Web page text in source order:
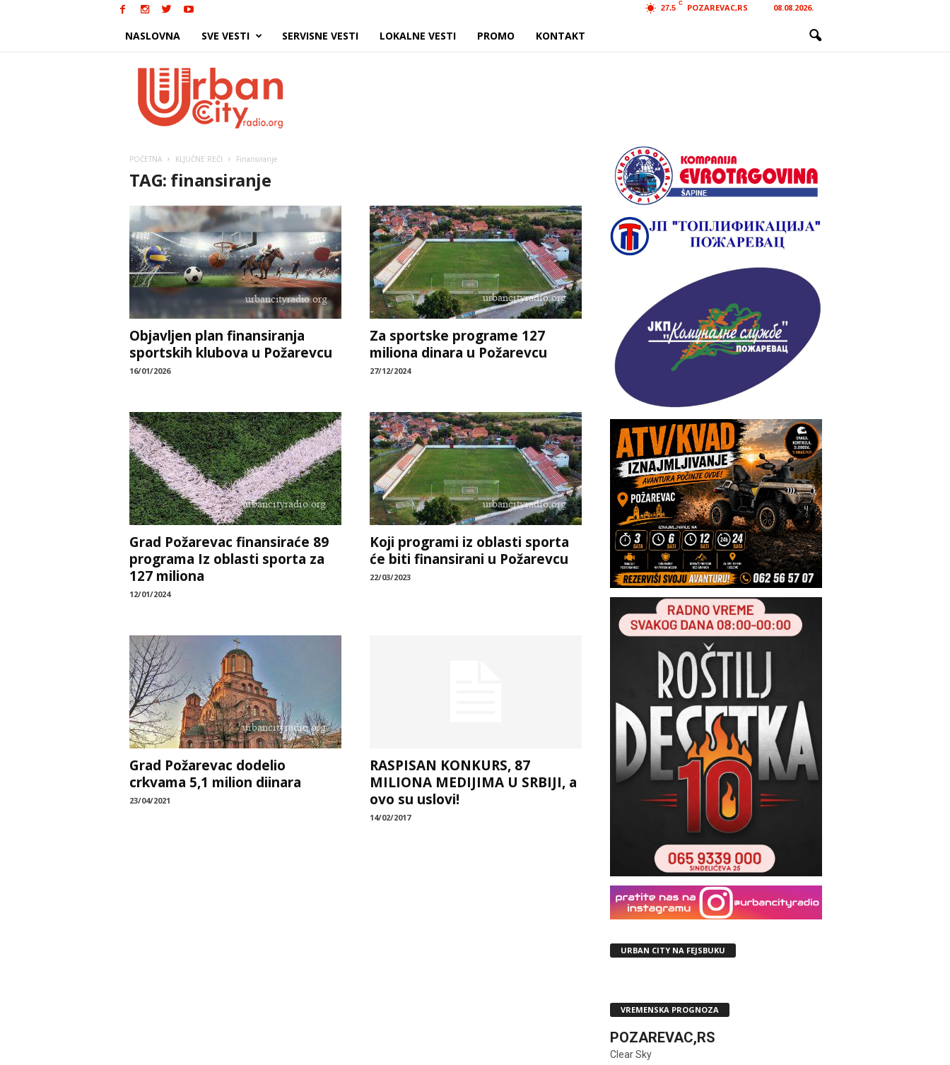
27.5
C POZAREVAC,RS 08.08.2026.
NASLOVNA SVE VESTI SERVISNE VESTI LOKALNE VESTI PROMO KONTAKT
POČETNA KLJUČNE REČI Finansiranje
TAG: finansiranje
Objavljen plan finansiranja
sportskih klubova u Požarevcu
16/01/2026
Za sportske programe 127
miliona dinara u Požarevcu
27/12/2024
Grad Požarevac finansiraće 89
programa Iz oblasti sporta za
127 miliona
12/01/2024
Koji programi iz oblasti sporta
će biti finansirani u Požarevcu
22/03/2023
Grad Požarevac dodelio
crkvama 5,1 milion diinara
23/04/2021
RASPISAN KONKURS, 87
MILIONA MEDIJIMA U SRBIJI, a
ovo su uslovi!
14/02/2017
URBAN CITY NA FEJSBUKU
VREMENSKA PROGNOZA
POZAREVAC,RS
Clear Sky